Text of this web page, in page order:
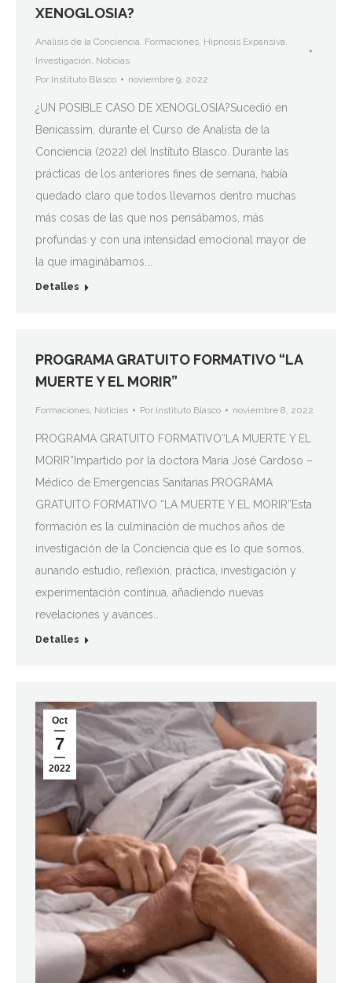
XENOGLOSIA?
Análisis de la Conciencia, Formaciones, Hipnosis Expansiva,
Investigación, Noticias
Por Instituto Blasco noviembre 9, 2022
¿UN POSIBLE CASO DE XENOGLOSIA?Sucedió en
Benicassim, durante el Curso de Analista de la
Conciencia (2022) del Instituto Blasco. Durante las
prácticas de los anteriores fines de semana, había
quedado claro que todos llevamos dentro muchas
más cosas de las que nos pensábamos, más
profundas y con una intensidad emocional mayor de
la que imaginábamos.…
Detalles
PROGRAMA GRATUITO FORMATIVO “LA
MUERTE Y EL MORIR”
Formaciones, Noticias Por Instituto Blasco noviembre 8, 2022
PROGRAMA GRATUITO FORMATIVO“LA MUERTE Y EL
MORIR”Impartido por la doctora María José Cardoso –
Médico de Emergencias Sanitarias.PROGRAMA
GRATUITO FORMATIVO “LA MUERTE Y EL MORIR”Esta
formación es la culminación de muchos años de
investigación de la Conciencia que es lo que somos,
aunando estudio, reflexión, práctica, investigación y
experimentación continua, añadiendo nuevas
revelaciones y avances…
Detalles
Oct
7
2022